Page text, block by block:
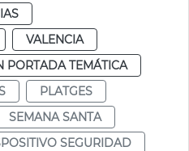
VALENCIA
PORTADA TEMÁTICA
PLATGES
SEMANA SANTA
SEGURIDAD